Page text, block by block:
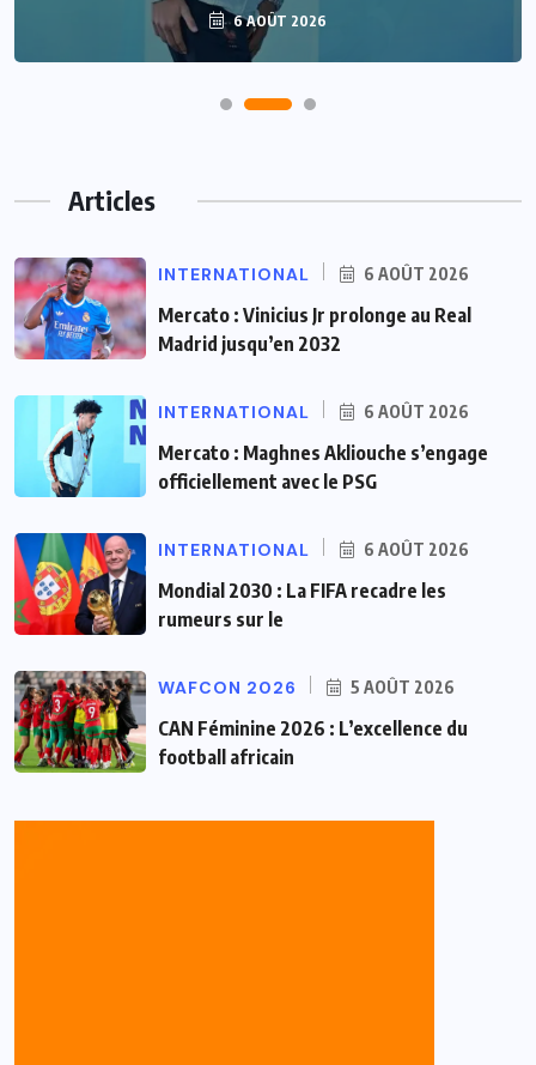
6 AOÛT 2026
Articles
INTERNATIONAL 6 AOÛT 2026
Mercato : Vinicius Jr prolonge au Real
Madrid jusqu’en 2032
INTERNATIONAL 6 AOÛT 2026
Mercato : Maghnes Akliouche s’engage
officiellement avec le PSG
INTERNATIONAL 6 AOÛT 2026
Mondial 2030 : La FIFA recadre les
rumeurs sur le
WAFCON 2026 5 AOÛT 2026
CAN Féminine 2026 : L’excellence du
football africain